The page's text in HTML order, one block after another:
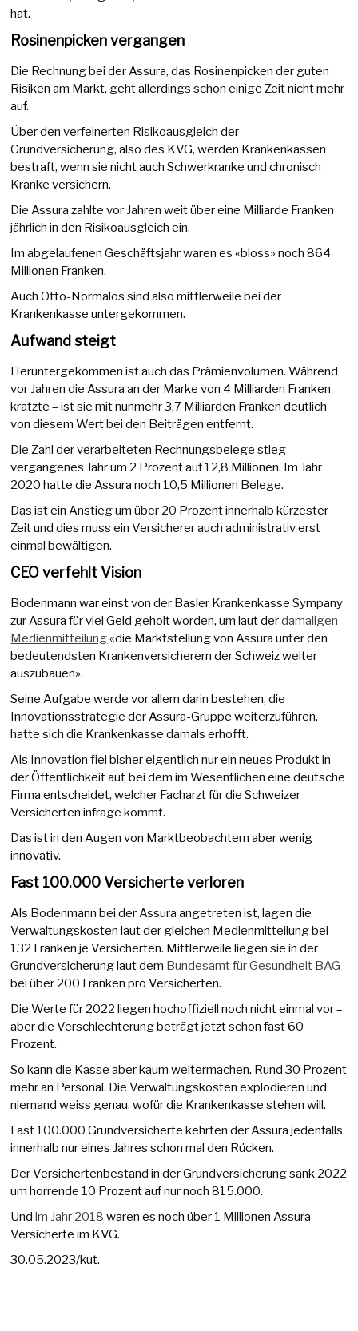
hat.
Rosinenpicken vergangen
Die Rechnung bei der Assura, das Rosinenpicken der guten
Risiken am Markt, geht allerdings schon einige Zeit nicht mehr
auf.
Über den verfeinerten Risikoausgleich der
Grundversicherung, also des KVG, werden Krankenkassen
bestraft, wenn sie nicht auch Schwerkranke und chronisch
Kranke versichern.
Die Assura zahlte vor Jahren weit über eine Milliarde Franken
jährlich in den Risikoausgleich ein.
Im abgelaufenen Geschäftsjahr waren es «bloss» noch 864
Millionen Franken.
Auch Otto-Normalos sind also mittlerweile bei der
Krankenkasse untergekommen.
Aufwand steigt
Heruntergekommen ist auch das Prämienvolumen. Während
vor Jahren die Assura an der Marke von 4 Milliarden Franken
kratzte – ist sie mit nunmehr 3,7 Milliarden Franken deutlich
von diesem Wert bei den Beiträgen entfernt.
Die Zahl der verarbeiteten Rechnungsbelege stieg
vergangenes Jahr um 2 Prozent auf 12,8 Millionen. Im Jahr
2020 hatte die Assura noch 10,5 Millionen Belege.
Das ist ein Anstieg um über 20 Prozent innerhalb kürzester
Zeit und dies muss ein Versicherer auch administrativ erst
einmal bewältigen.
CEO verfehlt Vision
Bodenmann war einst von der Basler Krankenkasse Sympany
zur Assura für viel Geld geholt worden, um laut derdamaligen
Medienmitteilung«die Marktstellung von Assura unter den
bedeutendsten Krankenversicherern der Schweiz weiter
auszubauen».
Seine Aufgabe werde vor allem darin bestehen, die
Innovationsstrategie der Assura-Gruppe weiterzuführen,
hatte sich die Krankenkasse damals erhofft.
Als Innovation fiel bisher eigentlich nur ein neues Produkt in
der Öffentlichkeit auf, bei dem im Wesentlichen eine deutsche
Firma entscheidet, welcher Facharzt für die Schweizer
Versicherten infrage kommt.
Das ist in den Augen von Marktbeobachtern aber wenig
innovativ.
Fast 100.000 Versicherte verloren
Als Bodenmann bei der Assura angetreten ist, lagen die
Verwaltungskosten laut der gleichen Medienmitteilung bei
132 Franken je Versicherten. Mittlerweile liegen sie in der
Grundversicherung laut dem Bundesamt für Gesundheit BAG
bei über 200 Franken pro Versicherten.
Die Werte für 2022 liegen hochoffiziell noch nicht einmal vor –
aber die Verschlechterung beträgt jetzt schon fast 60
Prozent.
So kann die Kasse aber kaum weitermachen. Rund 30 Prozent
mehr an Personal. Die Verwaltungskosten explodieren und
niemand weiss genau, wofür die Krankenkasse stehen will.
Fast 100.000 Grundversicherte kehrten der Assura jedenfalls
innerhalb nur eines Jahres schon mal den Rücken.
Der Versichertenbestand in der Grundversicherung sank 2022
um horrende 10 Prozent auf nur noch 815.000.
Undim Jahr 2018 waren es noch über 1 Millionen Assura-
Versicherte im KVG.
30.05.2023/kut.